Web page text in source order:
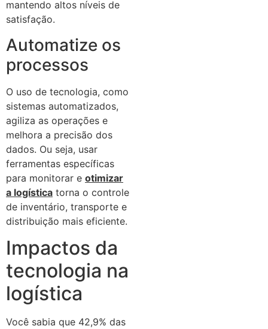
mantendo altos níveis de
satisfação.
Automatize os
processos
O uso de tecnologia, como
sistemas automatizados,
agiliza as operações e
melhora a precisão dos
dados. Ou seja, usar
ferramentas específicas
para monitorar e otimizar
a logística torna o controle
de inventário, transporte e
distribuição mais eficiente.
Impactos da
tecnologia na
logística
Você sabia que 42,9% das